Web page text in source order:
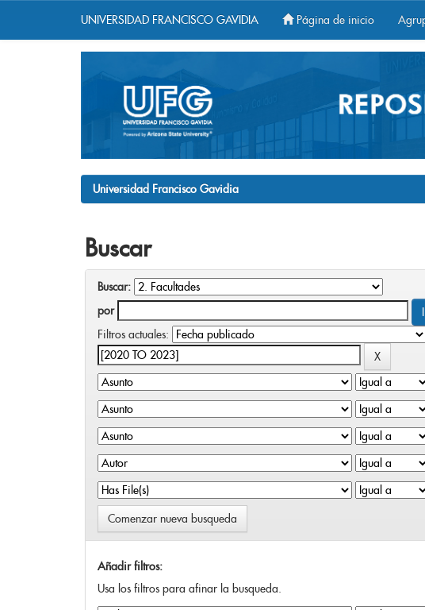
UNIVERSIDAD FRANCISCO GAVIDIA Página de inicio
Universidad Francisco Gavidia
Buscar
Buscar:
por
Filtros actuales:
Comenzar nueva busqueda
Añadir filtros:
Usa los filtros para afinar la busqueda.